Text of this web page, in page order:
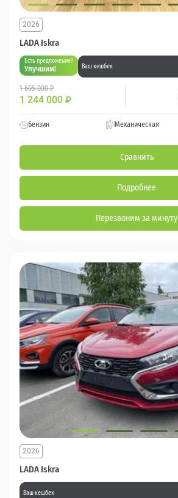
LADA Iskra
2026
Есть предложение?
Улучшим! Ваш кешбек
1 605 000 ₽
1 244 000 ₽
Бензин Механическая
Сравнить
Подробнее
Перезвоним за минуту
LADA Iskra
2026
Ваш кешбек